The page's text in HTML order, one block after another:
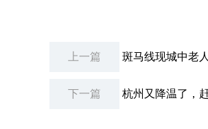
上一篇 斑马线现城中老
下一篇 杭州又降温了，